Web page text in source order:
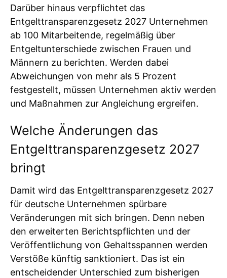
Darüber hinaus verpflichtet das
Entgelttransparenzgesetz 2027 Unternehmen
ab 100 Mitarbeitende, regelmäßig über
Entgeltunterschiede zwischen Frauen und
Männern zu berichten. Werden dabei
Abweichungen von mehr als 5 Prozent
festgestellt, müssen Unternehmen aktiv werden
und Maßnahmen zur Angleichung ergreifen.
Welche Änderungen das
Entgelttransparenzgesetz 2027
bringt
Damit wird das Entgelttransparenzgesetz 2027
für deutsche Unternehmen spürbare
Veränderungen mit sich bringen. Denn neben
den erweiterten Berichtspflichten und der
Veröffentlichung von Gehaltsspannen werden
Verstöße künftig sanktioniert. Das ist ein
entscheidender Unterschied zum bisherigen